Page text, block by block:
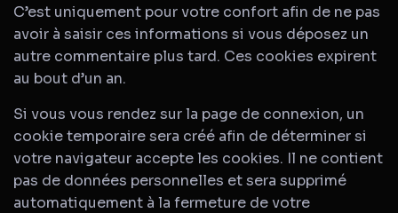
C’est uniquement pour votre confort afin de ne pas
avoir à saisir ces informations si vous déposez un
autre commentaire plus tard. Ces cookies expirent
au bout d’un an.
Si vous vous rendez sur la page de connexion, un
cookie temporaire sera créé afin de déterminer si
votre navigateur accepte les cookies. Il ne contient
pas de données personnelles et sera supprimé
automatiquement à la fermeture de votre